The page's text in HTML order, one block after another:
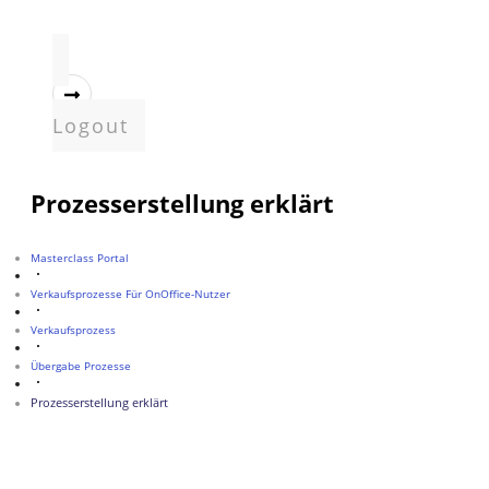
Logout
Prozesserstellung erklärt
Masterclass Portal
Verkaufsprozesse Für OnOffice-Nutzer
Verkaufsprozess
Übergabe Prozesse
Prozesserstellung erklärt